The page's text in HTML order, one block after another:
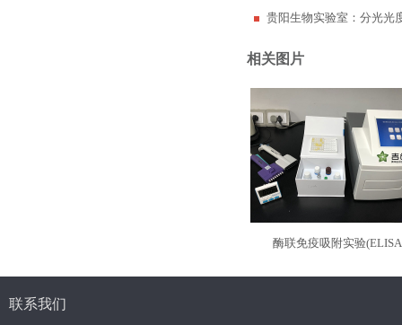
贵阳生物实验室：分光光
相关图片
酶联免疫吸附实验
联系我们